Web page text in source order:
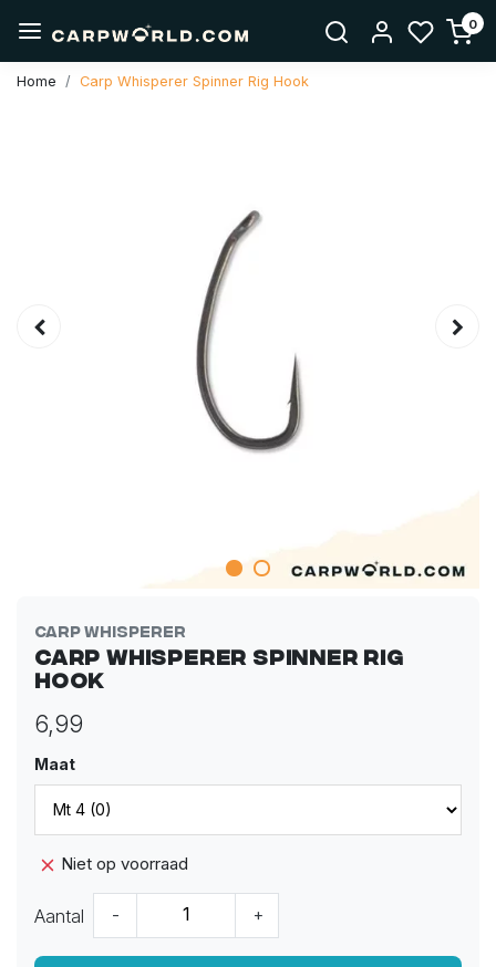
0
Home Carp Whisperer Spinner Rig Hook
Carp Whisperer
Carp Whisperer Spinner Rig
Hook
6,99
Maat
Niet op voorraad
Aantal - +